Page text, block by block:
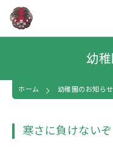
幼
ホーム 幼稚園のお知らせ
寒さに負けないぞ